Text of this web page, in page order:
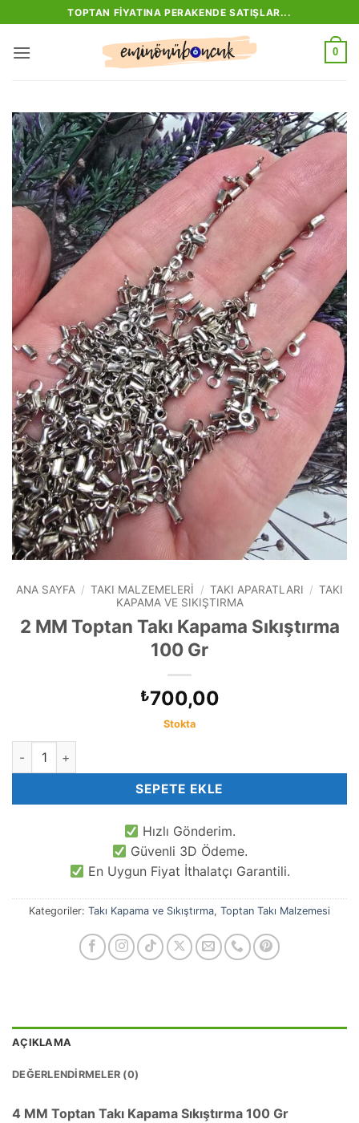
atla
TOPTAN FIYATINA PERAKENDE SATIŞLAR...
0
ANA SAYFA / TAKI MALZEMELERI / TAKI APARATLARI / TAKI
KAPAMA VE SIKIŞTIRMA
2 MM Toptan Takı Kapama Sıkıştırma
100 Gr
₺700,00
Stokta
2 MM Toptan Takı Kapama Sıkıştırma 100 Gr adet
SEPETE EKLE
Hızlı Gönderim.
Güvenli 3D Ödeme.
En Uygun Fiyat İthalatçı Garantili.
Kategoriler: Takı Kapama ve Sıkıştırma, Toptan Takı Malzemesi
AÇIKLAMA
DEĞERLENDIRMELER (0)
4 MM Toptan Takı Kapama Sıkıştırma 100 Gr